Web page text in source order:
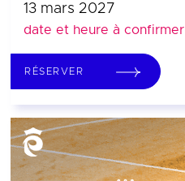
13 mars 2027
date et heure à confirmer
RÉSERVER